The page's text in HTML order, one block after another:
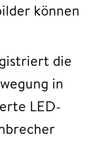
können
die
in
LED-